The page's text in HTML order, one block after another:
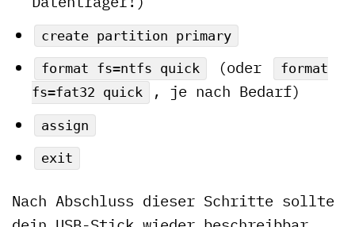
create partition primary
format fs=ntfs quick (oder
format
fs=fat32 quick
, je nach Bedarf)
assign
exit
Nach Abschluss dieser Schritte sollte